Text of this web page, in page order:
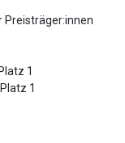
Preisträger:innen
1
1